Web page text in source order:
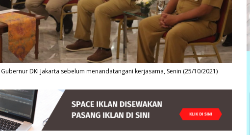
DKI Jakarta sebelum menandatangani kerjasama, Senin (25/10/2021)